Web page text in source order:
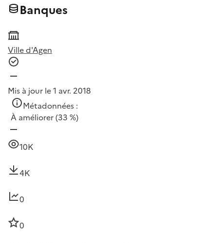
Banques
Ville d'Agen
Mis à jour le 1 avr. 2018
Métadonnées :
À améliorer(33 %)
10K
4K
0
0